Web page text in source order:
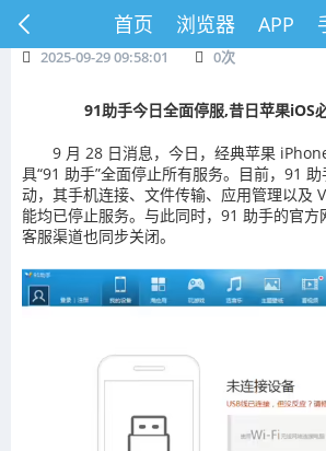
首页 浏览器 APP
2025-09-29 09:58:01 0次
91助手今日全面停服,昔日苹果iOS
9 月 28 日消息，今日，经典苹果
具“91 助手”全面停止所有服务。目前，91
动，其手机连接、文件传输、应用管理以及
能均已停止服务。与此同时，91 助手的官方
客服渠道也同步关闭。